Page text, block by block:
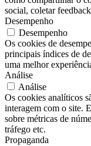
social, coletar
Desempenho
Desempenho
Os cookies de
principais índices de
uma melhor
Análise
Análise
Os cookies analíticos
interagem com o site.
sobre métricas de
tráfego etc.
Propaganda